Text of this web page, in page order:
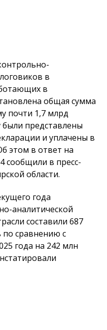
в
в
общая сумма
почти 1,7 млрд
были представлены
и уплачены в
этом в ответ на
сообщили в пресс-
области.
года
аналитической
составили 687
по сравнению с
года на 242 млн